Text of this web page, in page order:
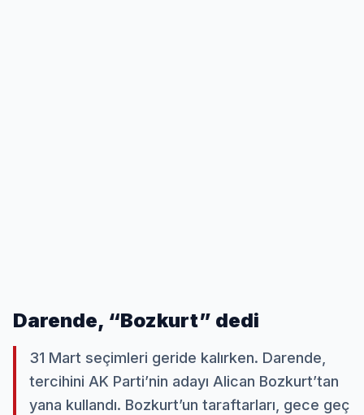
Darende, “Bozkurt” dedi
31 Mart seçimleri geride kalırken. Darende,
tercihini AK Parti’nin adayı Alican Bozkurt’tan
yana kullandı. Bozkurt’un taraftarları, gece geç